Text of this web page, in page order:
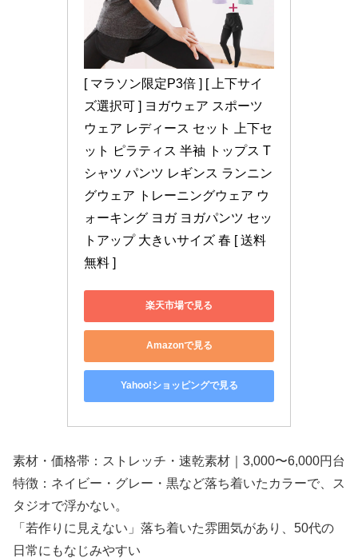
[ マラソン限定P3倍 ] [ 上下サイ
ズ選択可 ] ヨガウェア スポーツ
ウェア レディース セット 上下セ
ット ピラティス 半袖 トップス T
シャツ パンツ レギンス ランニン
グウェア トレーニングウェア ウ
ォーキング ヨガ ヨガパンツ セッ
トアップ 大きいサイズ 春 [ 送料
無料 ]
楽天市場で見る
Amazonで見る
Yahoo!ショッピングで見る
素材・価格帯：ストレッチ・速乾素材｜3,000〜6,000円台
特徴：ネイビー・グレー・黒など落ち着いたカラーで、ス
タジオで浮かない。
「若作りに見えない」落ち着いた雰囲気があり、50代の
日常にもなじみやすい